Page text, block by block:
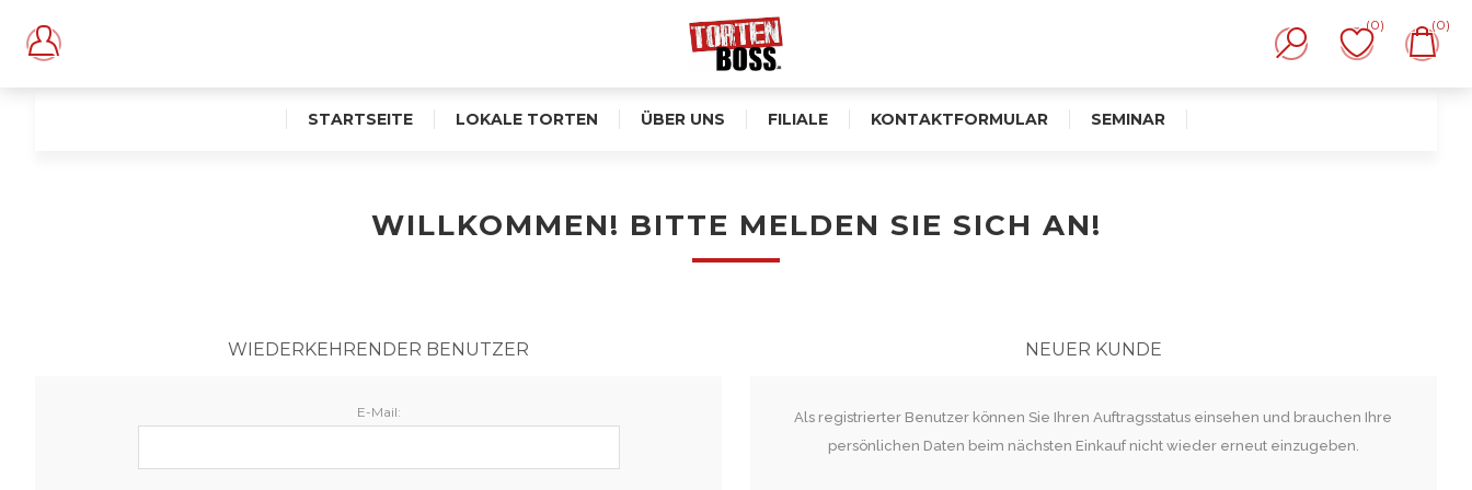
(0) (0)
STARTSEITE LOKALE TORTEN ÜBER UNS FILIALE KONTAKTFORMULAR SEMINAR
WILLKOMMEN! BITTE MELDEN SIE SICH AN!
WIEDERKEHRENDER BENUTZER
E-Mail:
NEUER KUNDE
Als registrierter Benutzer können Sie Ihren Auftragsstatus einsehen und brauchen Ihre
persönlichen Daten beim nächsten Einkauf nicht wieder erneut einzugeben.